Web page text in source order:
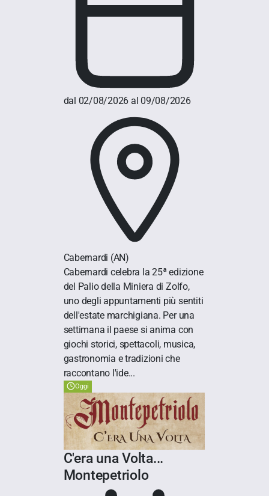
dal 02/08/2026 al 09/08/2026
Cabernardi (AN)
Cabernardi celebra la 25ª edizione
del Palio della Miniera di Zolfo,
uno degli appuntamenti più sentiti
dell'estate marchigiana. Per una
settimana il paese si anima con
giochi storici, spettacoli, musica,
gastronomia e tradizioni che
raccontano l'ide...
Oggi
C'era una Volta...
Montepetriolo